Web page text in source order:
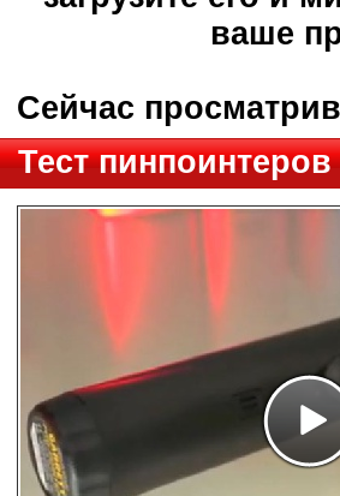
ваше
Сейчас
Тест